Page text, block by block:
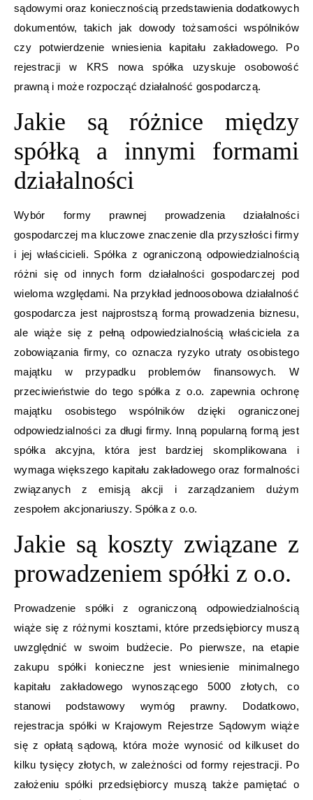
sądowymi oraz koniecznością przedstawienia dodatkowych
dokumentów, takich jak dowody tożsamości wspólników
czy potwierdzenie wniesienia kapitału zakładowego. Po
rejestracji w KRS nowa spółka uzyskuje osobowość
prawną i może rozpocząć działalność gospodarczą.
Jakie są różnice między
spółką a innymi formami
działalności
Wybór formy prawnej prowadzenia działalności
gospodarczej ma kluczowe znaczenie dla przyszłości firmy
i jej właścicieli. Spółka z ograniczoną odpowiedzialnością
różni się od innych form działalności gospodarczej pod
wieloma względami. Na przykład jednoosobowa działalność
gospodarcza jest najprostszą formą prowadzenia biznesu,
ale wiąże się z pełną odpowiedzialnością właściciela za
zobowiązania firmy, co oznacza ryzyko utraty osobistego
majątku w przypadku problemów finansowych. W
przeciwieństwie do tego spółka z o.o. zapewnia ochronę
majątku osobistego wspólników dzięki ograniczonej
odpowiedzialności za długi firmy. Inną popularną formą jest
spółka akcyjna, która jest bardziej skomplikowana i
wymaga większego kapitału zakładowego oraz formalności
związanych z emisją akcji i zarządzaniem dużym
zespołem akcjonariuszy. Spółka z o.o.
Jakie są koszty związane z
prowadzeniem spółki z o.o.
Prowadzenie spółki z ograniczoną odpowiedzialnością
wiąże się z różnymi kosztami, które przedsiębiorcy muszą
uwzględnić w swoim budżecie. Po pierwsze, na etapie
zakupu spółki konieczne jest wniesienie minimalnego
kapitału zakładowego wynoszącego 5000 złotych, co
stanowi podstawowy wymóg prawny. Dodatkowo,
rejestracja spółki w Krajowym Rejestrze Sądowym wiąże
się z opłatą sądową, która może wynosić od kilkuset do
kilku tysięcy złotych, w zależności od formy rejestracji. Po
założeniu spółki przedsiębiorcy muszą także pamiętać o